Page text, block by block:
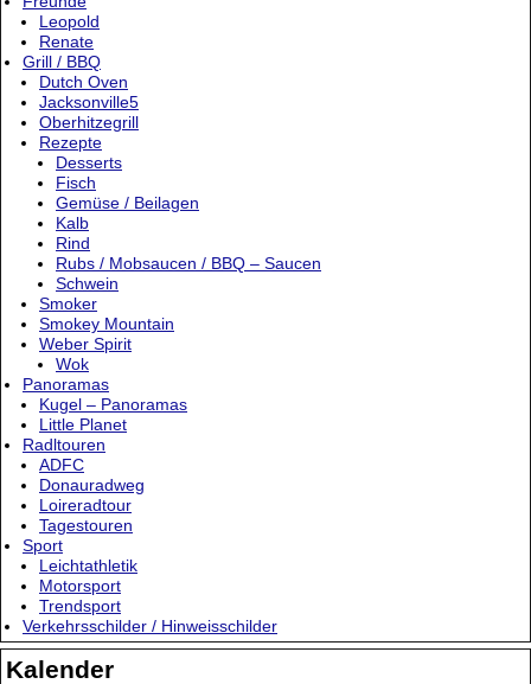
Leopold
Renate
Grill / BBQ
Dutch Oven
Jacksonville5
Oberhitzegrill
Rezepte
Desserts
Fisch
Gemüse / Beilagen
Kalb
Rind
Rubs / Mobsaucen / BBQ – Saucen
Schwein
Smoker
Smokey Mountain
Weber Spirit
Wok
Panoramas
Kugel – Panoramas
Little Planet
Radltouren
ADFC
Donauradweg
Loireradtour
Tagestouren
Sport
Leichtathletik
Motorsport
Trendsport
Verkehrsschilder / Hinweisschilder
Kalender